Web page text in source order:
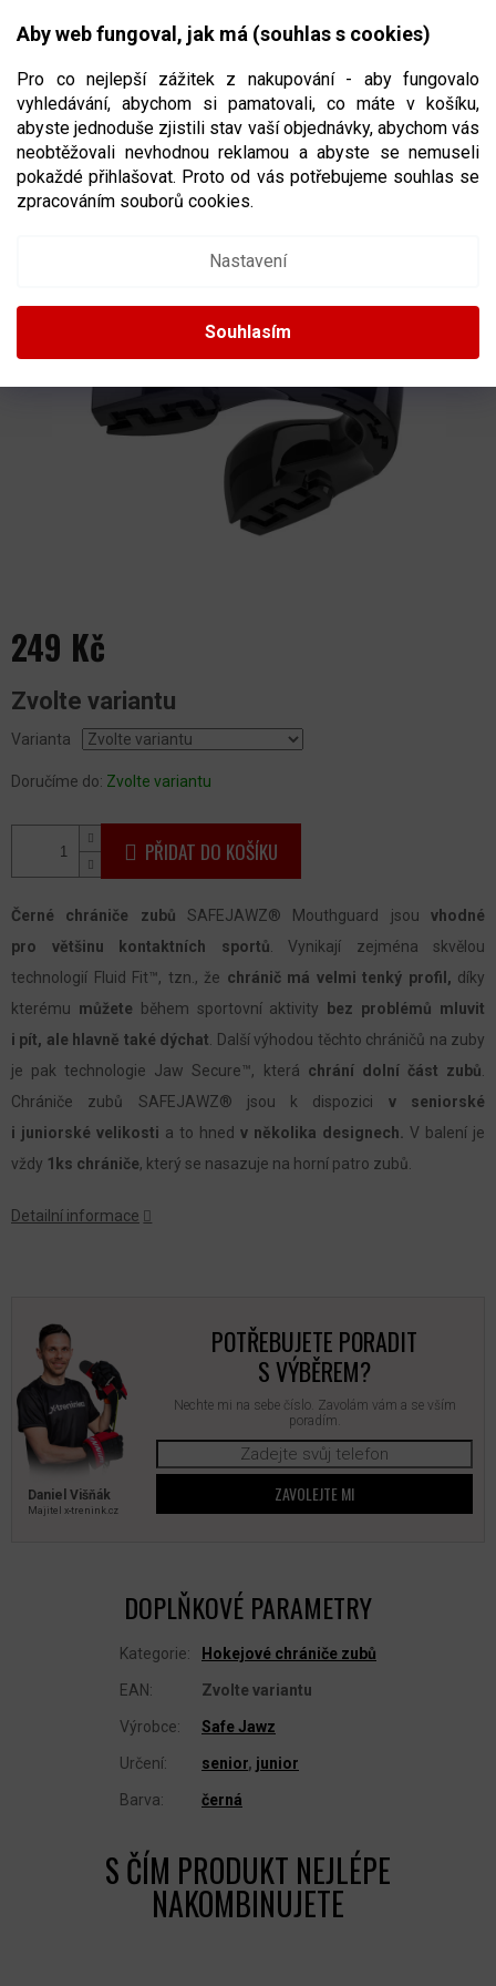
Aby web fungoval, jak má (souhlas s cookies)
Pro co nejlepší zážitek z nakupování - aby fungovalo
vyhledávání, abychom si pamatovali, co máte v košíku,
abyste jednoduše zjistili stav vaší objednávky, abychom vás
neobtěžovali nevhodnou reklamou a abyste se nemuseli
pokaždé přihlašovat. Proto od vás potřebujeme souhlas se
zpracováním souborů cookies.
Nastavení
Souhlasím
CZK
NÁKUPNÍ
CHRÁNIČ ZUBŮ SAFE JAWZ INTRO SERIES
BLACKČERNÁ BARVA
249 Kč
cena:
Zvolte variantu
Varianta
Doručíme do: Zvolte variantu
PŘIDAT DO KOŠÍKU
Černé chrániče zubů SAFEJAWZ® Mouthguard jsou vhodné
pro většinu kontaktních sportů . Vynikají zejména skvělou
technologií Fluid Fit™, tzn., že chránič má velmi tenký profil, díky
kterému můžete během sportovní aktivity
bez problémů mluvit
i pít, ale hlavně také dýchat . Další výhodou těchto chráničů na zuby
je pak technologie Jaw Secure™, která chrání dolní část zubů
Chrániče zubů SAFEJAWZ® jsou k dispozici v seniorské
i juniorské velikosti a to hned v několika designech.
V balení je
vždy 1ks chrániče, který se nasazuje na horní patro zubů.
Detailní informace
Daniel Višňák
Majitel x‑trenink.cz
POTŘEBUJETE PORADIT
S VÝBĚREM?
Nechte mi na sebe číslo. Zavolám vám a se vším
poradím.
ZAVOLEJTE MI
DOPLŇKOVÉ PARAMETRY
Kategorie: Hokejové chrániče zubů
EAN: Zvolte variantu
Výrobce: Safe Jawz
Určení: senior, junior
Barva: černá